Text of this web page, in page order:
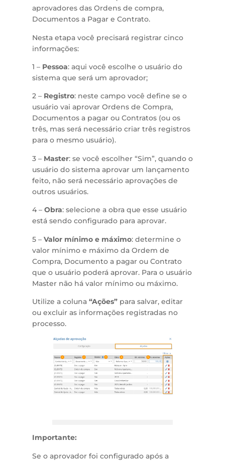
aprovadores das Ordens de compra,
Documentos a Pagar e Contrato.
Nesta etapa você precisará registrar cinco
informações:
1 – Pessoa: aqui você escolhe o usuário do
sistema que será um aprovador;
2 – Registro: neste campo você define se o
usuário vai aprovar Ordens de Compra,
Documentos a pagar ou Contratos (ou os
três, mas será necessário criar três registros
para o mesmo usuário).
3 – Master: se você escolher “Sim”, quando o
usuário do sistema aprovar um lançamento
feito, não será necessário aprovações de
outros usuários.
4 – Obra: selecione a obra que esse usuário
está sendo configurado para aprovar.
5 – Valor mínimo e máximo: determine o
valor mínimo e máximo da Ordem de
Compra, Documento a pagar ou Contrato
que o usuário poderá aprovar. Para o usuário
Master não há valor mínimo ou máximo.
Utilize a coluna “Ações” para salvar, editar
ou excluir as informações registradas no
processo.
Importante:
Se o aprovador foi configurado após a